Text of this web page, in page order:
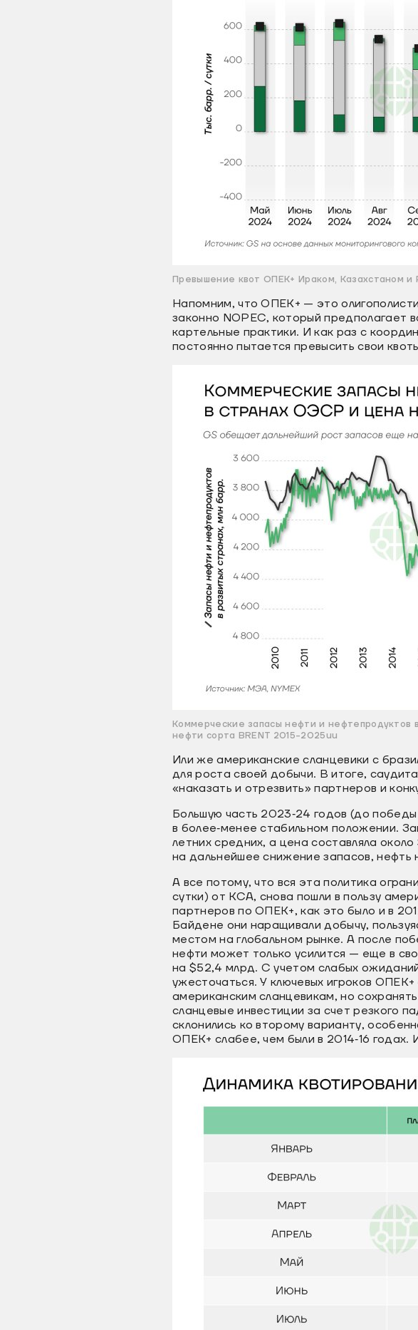
Превышение квот ОПЕК+ Ираком, Казахстаном и
Напомним, что ОПЕК+ — это
законно NOPEC, который предполагает
картельные практики. И как раз с
постоянно пытается превысить свои
Коммерческие запасы нефти и нефтепродуктов
нефти сорта BRENT 2015-2025uu
Или же американские сланцевики с
для роста своей добычи. В итоге,
«наказать и отрезвить» партнеров и
Большую часть 2023‐24 годов (до
в более‐менее стабильном положении.
летних средних, а цена составляла
на дальнейшее снижение запасов, нефть
А все потому, что вся эта политика
сутки) от КСА, снова пошли в пользу
партнеров по ОПЕК+, как это было и в
Байдене они наращивали добычу,
местом на глобальном рынке. А после
нефти может только усилится — еще в
на $52,4 млрд. С учетом слабых
ужесточаться. У ключевых игроков
американским сланцевикам, но
сланцевые инвестиции за счет резкого
склонились ко второму варианту,
ОПЕК+ слабее, чем были в 2014‐16 годах.